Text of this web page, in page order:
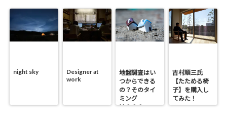
night sky
Designer at
work
地盤調査はい
つからできる
の？そのタイ
ミング
は？？？
吉村順三氏
【たためる椅
子】を購入し
てみた！